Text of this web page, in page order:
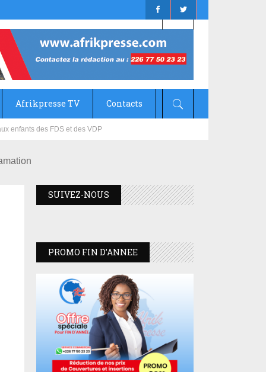
Afrikpresse TV Contacts
SUIVEZ-NOUS
PROMO FIN D’ANNEE